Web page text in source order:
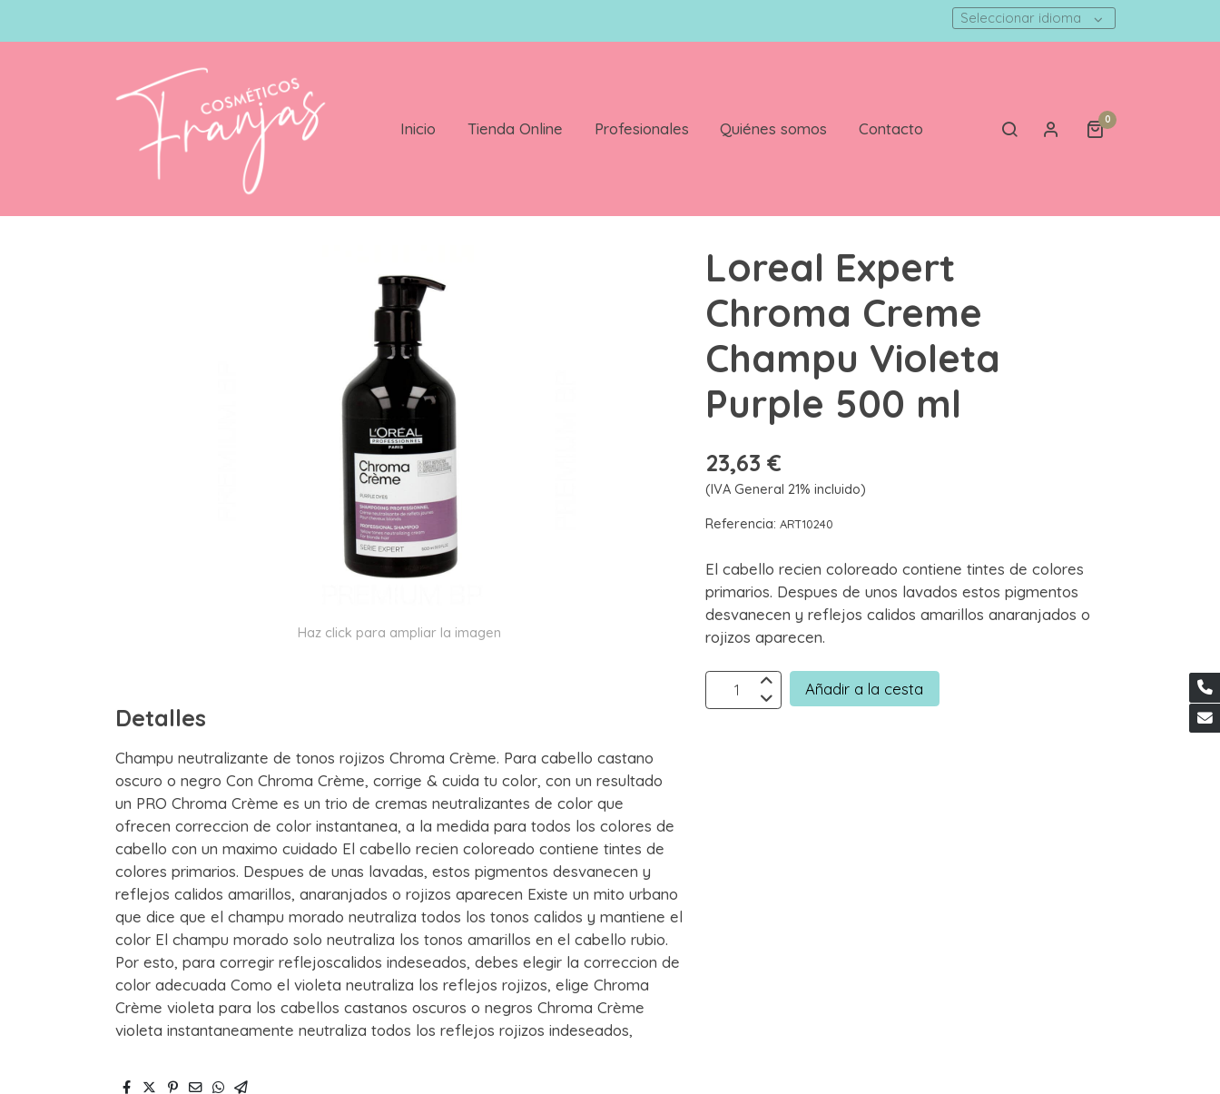
Seleccionar idioma
Inicio Tienda Online Profesionales Quiénes somos Contacto 0
Loreal Expert Chroma Creme Champu Violeta Purple 500 ml
Haz click para ampliar la imagen
Detalles
Champu neutralizante de tonos rojizos Chroma Crème. Para cabello castano
oscuro o negro Con Chroma Crème, corrige & cuida tu color, con un resultado
un PRO Chroma Crème es un trio de cremas neutralizantes de color que
ofrecen correccion de color instantanea, a la medida para todos los colores de
cabello con un maximo cuidado El cabello recien coloreado contiene tintes de
colores primarios. Despues de unas lavadas, estos pigmentos desvanecen y
reflejos calidos amarillos, anaranjados o rojizos aparecen Existe un mito urbano
que dice que el champu morado neutraliza todos los tonos calidos y mantiene el
color El champu morado solo neutraliza los tonos amarillos en el cabello rubio.
Por esto, para corregir reflejoscalidos indeseados, debes elegir la correccion de
color adecuada Como el violeta neutraliza los reflejos rojizos, elige Chroma
Crème violeta para los cabellos castanos oscuros o negros Chroma Crème
violeta instantaneamente neutraliza todos los reflejos rojizos indeseados,
Loreal Expert
Chroma Creme
Champu Violeta
Purple 500 ml
23,63 €
(IVA General 21% incluido)
Referencia:ART10240
El cabello recien coloreado contiene tintes de colores
primarios. Despues de unos lavados estos pigmentos
desvanecen y reflejos calidos amarillos anaranjados o
rojizos aparecen.
Añadir a la cesta